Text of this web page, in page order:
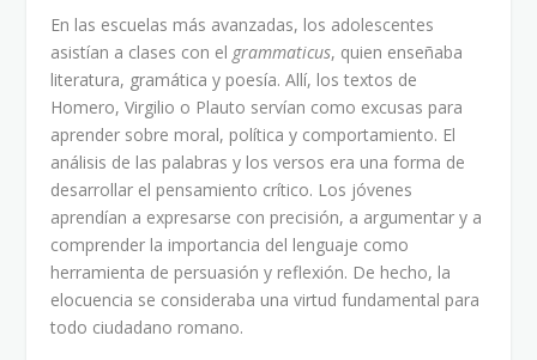
En las escuelas más avanzadas, los adolescentes
asistían a clases con el grammaticus, quien enseñaba
literatura, gramática y poesía. Allí, los textos de
Homero, Virgilio o Plauto servían como excusas para
aprender sobre moral, política y comportamiento. El
análisis de las palabras y los versos era una forma de
desarrollar el pensamiento crítico. Los jóvenes
aprendían a expresarse con precisión, a argumentar y a
comprender la importancia del lenguaje como
herramienta de persuasión y reflexión. De hecho, la
elocuencia se consideraba una virtud fundamental para
todo ciudadano romano.